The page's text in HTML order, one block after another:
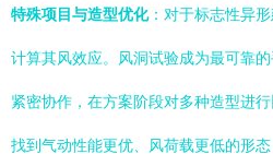
特殊项目与造型优化：对于标志性异
计算其风效应。风洞试验成为最可靠
紧密协作，在方案阶段对多种造型进
找到气动性能更优、风荷载更低的形态